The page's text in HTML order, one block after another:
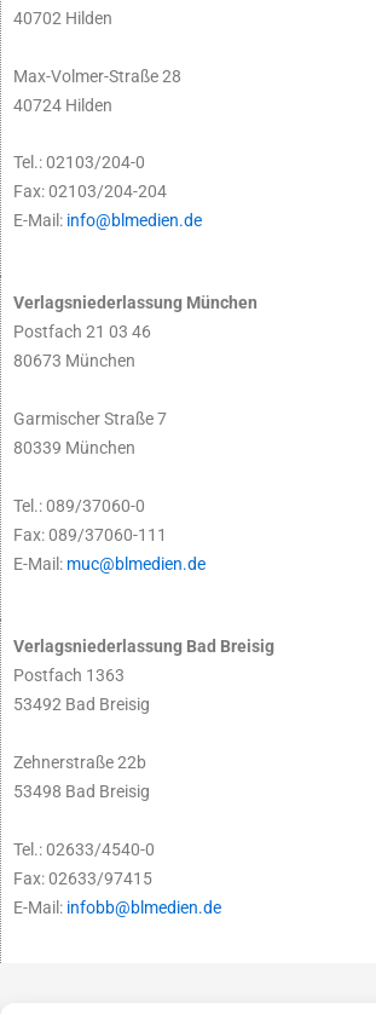
40702 Hilden
Max-Volmer-Straße 28
40724 Hilden
Tel.: 02103/204-0
Fax: 02103/204-204
E-Mail: info@blmedien.de
Verlagsniederlassung München
Postfach 21 03 46
80673 München
Garmischer Straße 7
80339 München
Tel.: 089/37060-0
Fax: 089/37060-111
E-Mail: muc@blmedien.de
Verlagsniederlassung Bad Breisig
Postfach 1363
53492 Bad Breisig
Zehnerstraße 22b
53498 Bad Breisig
Tel.: 02633/4540-0
Fax: 02633/97415
E-Mail: infobb@blmedien.de